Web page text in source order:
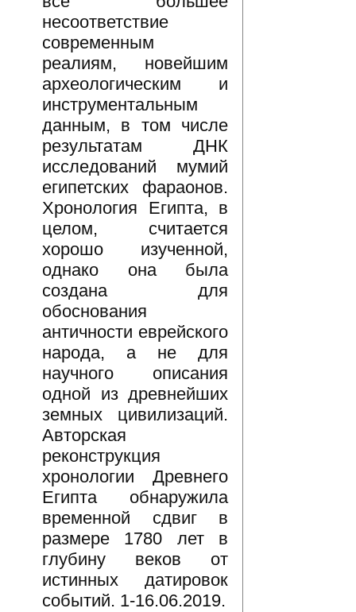
несоответствие
современным
реалиям, новейшим
археологическим и
инструментальным
данным, в том числе
результатам ДНК
исследований мумий
египетских фараонов.
Хронология Египта, в
целом, считается
хорошо изученной,
однако она была
создана для
обоснования
античности еврейского
народа, а не для
научного описания
одной из древнейших
земных цивилизаций.
Авторская
реконструкция
хронологии Древнего
Египта обнаружила
временной сдвиг в
размере 1780 лет в
глубину веков от
истинных датировок
событий. 1-16.06.2019.